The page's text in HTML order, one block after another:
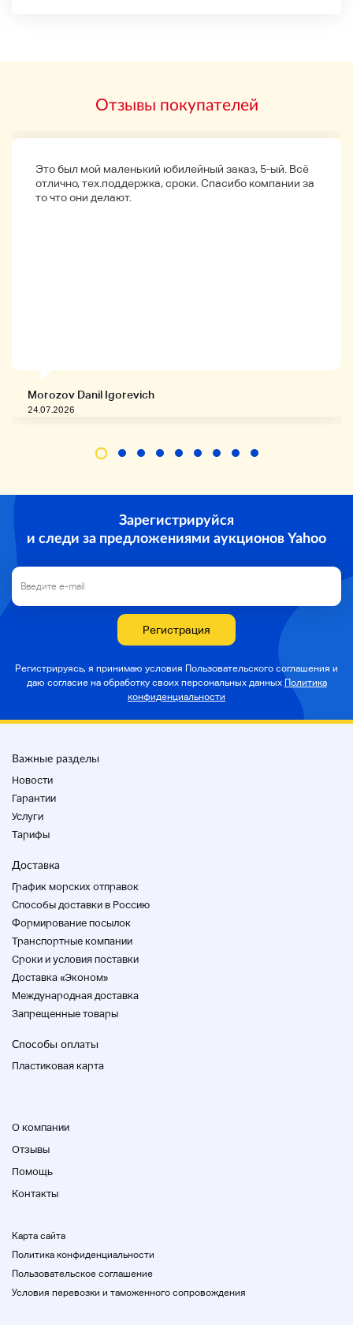
Ортофон Ortofon MC Cartridge MC2000 MKII с
выделенной головкой 72B3D-6
Этот продукт являетсяТосима-ку, Токио
Описание продукта
[Спец]
Производитель: Ortofon
Модель: MC2000 MKII
[Операция]
Пронунк: оба LRch могут подтвердить
пронунк.
* Мы не измеряем точные значения в
измерительных приборах.
Спасибо за понимание.
Есть царапины и ., вызванные
Наконечник составляет около 70%
оставшейся поверхности, и его не видно.
Отзывы покупателей
Это был мой маленький юбилейный заказ, 5-ый. Всё
отлично, тех.поддержка, сроки. Спасибо компании за
то что они делают.
Morozov Danil Igorevich
24.07.2026
Зарегистрируйся
и следи за предложениями аукционов Yahoo
Регистрация
Регистрируясь, я принимаю условия Пользовательского соглашения и
даю согласие на обработку своих персональных данных Политика
конфиденциальности
Важные разделы
Новости
Гарантии
Услуги
Тарифы
Доставка
График морских отправок
Способы доставки в Россию
Формирование посылок
Транспортные компании
Cроки и условия поставки
Доставка «Эконом»
Международная доставка
Запрещенные товары
Способы оплаты
Пластиковая карта
О компании
Отзывы
Помощь
Контакты
Карта сайта
Политика конфиденциальности
Пользовательское соглашение
Условия перевозки и таможенного сопровождения